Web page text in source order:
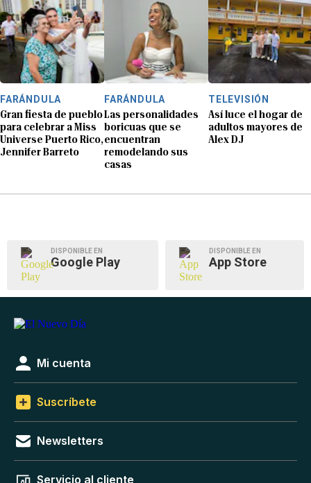
FARÁNDULA
Gran fiesta de pueblo
para celebrar a Miss
Universe Puerto Rico,
Jennifer Barreto
FARÁNDULA
Las personalidades
boricuas que se
encuentran
remodelando sus
casas
TELEVISIÓN
Así luce el hogar de
adultos mayores de
Alex DJ
DISPONIBLE EN
Google Play
DISPONIBLE EN
App Store
Mi cuenta
Suscríbete
Newsletters
Servicio al cliente